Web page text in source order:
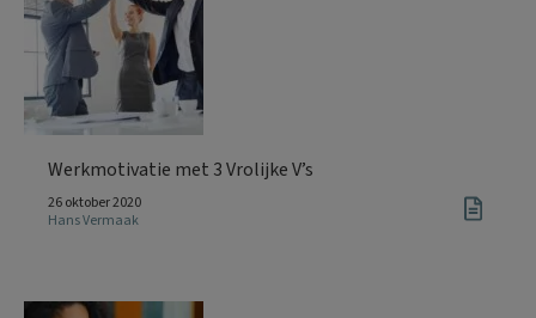
Werkmotivatie met 3 Vrolijke V’s
26 oktober 2020
Hans Vermaak